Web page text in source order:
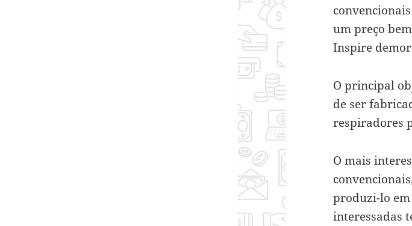
um preço
Inspire
O principal
de ser
respiradores
O mais
produzi-lo em
interessadas